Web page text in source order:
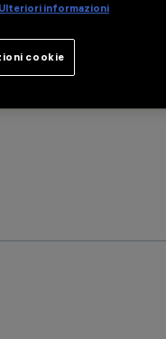
Ulteriori informazioni
cookie